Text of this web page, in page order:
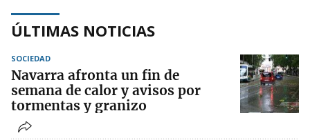
ÚLTIMAS NOTICIAS
SOCIEDAD
Navarra afronta un fin de
semana de calor y avisos por
tormentas y granizo